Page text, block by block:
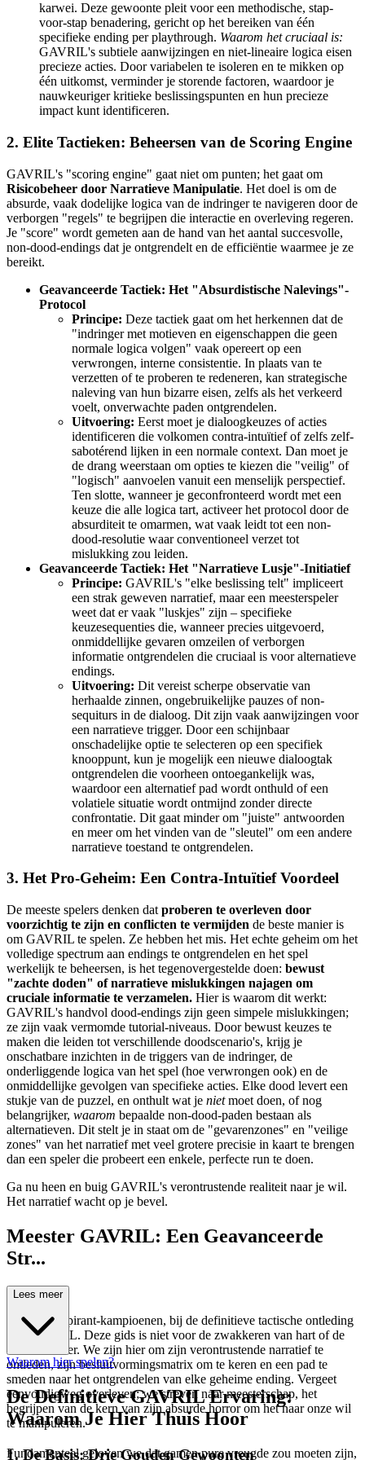
karwei. Deze gewoonte pleit voor een methodische, stap-
voor-stap benadering, gericht op het bereiken van één
specifieke ending per playthrough. Waarom het cruciaal is:
GAVRIL's subtiele aanwijzingen en niet-lineaire logica eisen
precieze acties. Door variabelen te isoleren en te mikken op
één uitkomst, verminder je storende factoren, waardoor je
nauwkeuriger kritieke beslissingspunten en hun precieze
impact kunt identificeren.
2. Elite Tactieken: Beheersen van de Scoring Engine
GAVRIL's "scoring engine" gaat niet om punten; het gaat om
Risicobeheer door Narratieve Manipulatie. Het doel is om de
absurde, vaak dodelijke logica van de indringer te navigeren door de
verborgen "regels" te begrijpen die interactie en overleving regeren.
Je "score" wordt gemeten aan de hand van het aantal succesvolle,
non-dood-endings dat je ontgrendelt en de efficiëntie waarmee je ze
bereikt.
Geavanceerde Tactiek: Het "Absurdistische Nalevings"-
Protocol
Principe: Deze tactiek gaat om het herkennen dat de
"indringer met motieven en eigenschappen die geen
normale logica volgen" vaak opereert op een
verwrongen, interne consistentie. In plaats van te
verzetten of te proberen te redeneren, kan strategische
naleving van hun bizarre eisen, zelfs als het verkeerd
voelt, onverwachte paden ontgrendelen.
Uitvoering: Eerst moet je dialoogkeuzes of acties
identificeren die volkomen contra-intuïtief of zelfs zelf-
sabotérend lijken in een normale context. Dan moet je
de drang weerstaan om opties te kiezen die "veilig" of
"logisch" aanvoelen vanuit een menselijk perspectief.
Ten slotte, wanneer je geconfronteerd wordt met een
keuze die alle logica tart, activeer het protocol door de
absurditeit te omarmen, wat vaak leidt tot een non-
dood-resolutie waar conventioneel verzet tot
mislukking zou leiden.
Geavanceerde Tactiek: Het "Narratieve Lusje"-Initiatief
Principe: GAVRIL's "elke beslissing telt" impliceert
een strak geweven narratief, maar een meesterspeler
weet dat er vaak "luskjes" zijn – specifieke
keuzesequenties die, wanneer precies uitgevoerd,
onmiddellijke gevaren omzeilen of verborgen
informatie ontgrendelen die cruciaal is voor alternatieve
endings.
Uitvoering: Dit vereist scherpe observatie van
herhaalde zinnen, ongebruikelijke pauzes of non-
sequiturs in de dialoog. Dit zijn vaak aanwijzingen voor
een narratieve trigger. Door een schijnbaar
onschadelijke optie te selecteren op een specifiek
knooppunt, kun je mogelijk een nieuwe dialoogtak
ontgrendelen die voorheen ontoegankelijk was,
waardoor een alternatief pad wordt onthuld of een
volatiele situatie wordt ontmijnd zonder directe
confrontatie. Dit gaat minder om "juiste" antwoorden
en meer om het vinden van de "sleutel" om een andere
narratieve toestand te ontgrendelen.
3. Het Pro-Geheim: Een Contra-Intuïtief Voordeel
De meeste spelers denken dat proberen te overleven door
voorzichtig te zijn en conflicten te vermijden de beste manier is
om GAVRIL te spelen. Ze hebben het mis. Het echte geheim om het
volledige spectrum aan endings te ontgrendelen en het spel
werkelijk te beheersen, is het tegenovergestelde doen: bewust
"zachte doden" of narratieve mislukkingen najagen om
cruciale informatie te verzamelen. Hier is waarom dit werkt:
GAVRIL's handvol dood-endings zijn geen simpele mislukkingen;
ze zijn vaak vermomde tutorial-niveaus. Door bewust keuzes te
maken die leiden tot verschillende doodscenario's, krijg je
onschatbare inzichten in de triggers van de indringer, de
onderliggende logica van het spel (hoe verwrongen ook) en de
onmiddellijke gevolgen van specifieke acties. Elke dood levert een
stukje van de puzzel, en onthult wat je nietmoet doen, of nog
belangrijker, waarom bepaalde non-dood-paden bestaan als
alternatieven. Dit stelt je in staat om de "gevarenzones" en "veilige
zones" van het narratief met veel grotere precisie in kaart te brengen
dan een speler die probeert een enkele, perfecte run te doen.
Ga nu heen en buig GAVRIL's verontrustende realiteit naar je wil.
Het narratief wacht op je bevel.
Meester GAVRIL: Een Geavanceerde
Str...
ategiegids
Welkom, aspirant-kampioenen, bij de definitieve tactische ontleding
van GAVRIL. Deze gids is niet voor de zwakkeren van hart of de
casual klikker. We zijn hier om zijn verontrustende narratief te
ontleden, zijn besluitvormingsmatrix om te keren en een pad te
smeden naar het ontgrendelen van elke geheime ending. Vergeet
eenvoudigweg overleven; we streven naar meesterschap, het
begrijpen van de kern van zijn absurde horror om het naar onze wil
te manipuleren.
1. De Basis: Drie Gouden Gewoonten
Lees meer
Waarom hier spelen?
De Definitieve GAVRIL Ervaring:
Waarom Je Hier Thuis Hoor
Fundamenteel geloven we dat gamen pure vreugde zou moeten zijn,